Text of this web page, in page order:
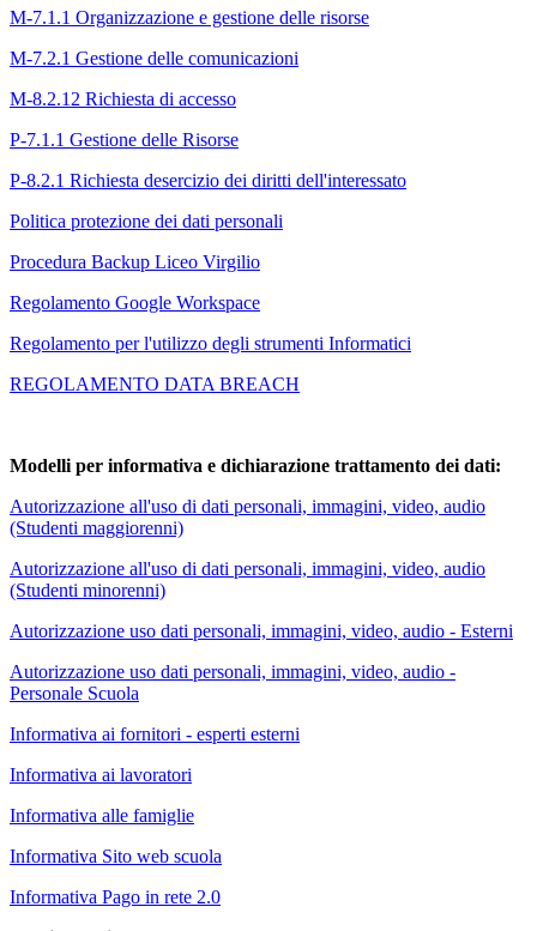
M-7.1.1 Organizzazione e gestione delle risorse
M-7.2.1 Gestione delle comunicazioni
M-8.2.12 Richiesta di accesso
P-7.1.1 Gestione delle Risorse
P-8.2.1 Richiesta desercizio dei diritti dell'interessato
Politica protezione dei dati personali
Procedura Backup Liceo Virgilio
Regolamento Google Workspace
Regolamento per l'utilizzo degli strumenti Informatici
REGOLAMENTO DATA BREACH
Modelli per informativa e dichiarazione trattamento dei dati:
Autorizzazione all'uso di dati personali, immagini, video, audio
(Studenti maggiorenni)
Autorizzazione all'uso di dati personali, immagini, video, audio
(Studenti minorenni)
Autorizzazione uso dati personali, immagini, video, audio - Esterni
Autorizzazione uso dati personali, immagini, video, audio -
Personale Scuola
Informativa ai fornitori - esperti esterni
Informativa ai lavoratori
Informativa alle famiglie
Informativa Sito web scuola
Informativa Pago in rete 2.0